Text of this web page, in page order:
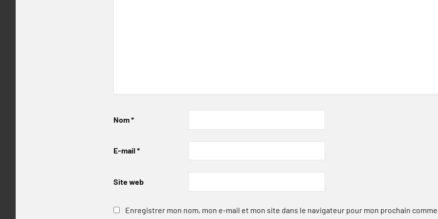
Nom*
E-mail *
Site web
Enregistrer mon nom, mon e-mail et mon site dans le navigateur pour mon prochain